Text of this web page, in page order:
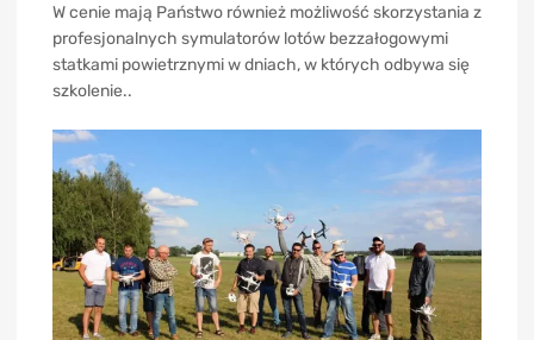
W cenie mają Państwo również możliwość skorzystania z
profesjonalnych symulatorów lotów bezzałogowymi
statkami powietrznymi w dniach, w których odbywa się
szkolenie..